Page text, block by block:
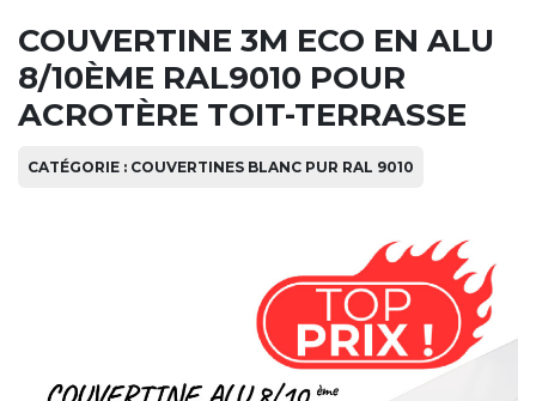
COUVERTINE 3M ECO EN ALU
8/10ÈME RAL9010 POUR
ACROTÈRE TOIT-TERRASSE
CATÉGORIE : COUVERTINES BLANC PUR RAL 9010